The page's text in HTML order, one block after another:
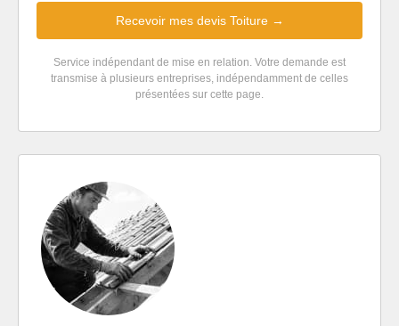
Recevoir mes devis Toiture →
Service indépendant de mise en relation. Votre demande est
transmise à plusieurs entreprises, indépendamment de celles
présentées sur cette page.